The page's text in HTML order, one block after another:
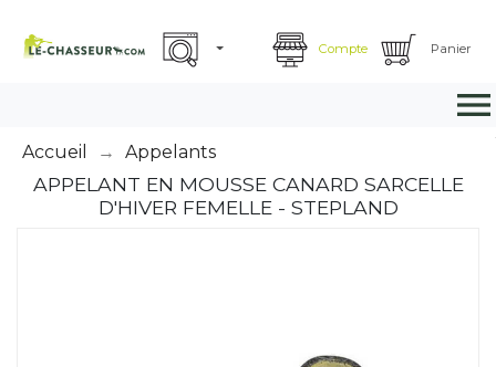
Compte Panier

Accueil Appelants
APPELANT EN MOUSSE CANARD SARCELLE
D'HIVER FEMELLE - STEPLAND